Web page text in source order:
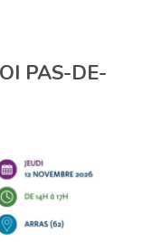
PAS-DE-